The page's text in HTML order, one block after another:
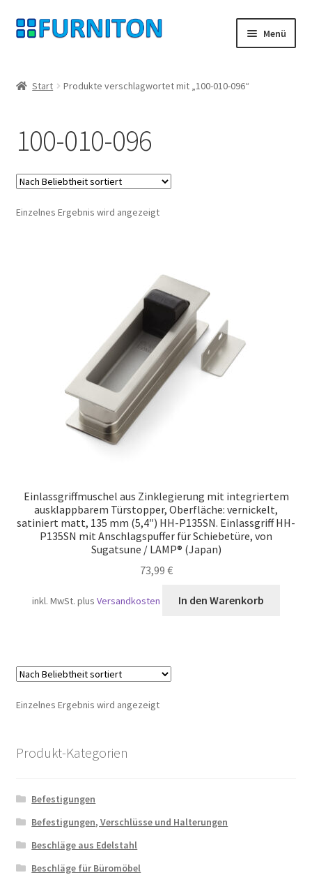
Zur
Navigation
Zum
Inhalt
Menü
Datenschutz
Widerrufsrecht
Kontakt
Start Produkte verschlagwortet mit „100-010-096“
100-010-096
Einzelnes Ergebnis wird angezeigt
Einlassgriffmuschel aus Zinklegierung mit integriertem
ausklappbarem Türstopper, Oberfläche: vernickelt,
satiniert matt, 135 mm (5,4″) HH-P135SN. Einlassgriff HH-
P135SN mit Anschlagspuffer für Schiebetüre, von
Sugatsune / LAMP® (Japan)
73,99 €
inkl. MwSt. plusVersandkosten In den Warenkorb
Einzelnes Ergebnis wird angezeigt
Produkt-Kategorien
Befestigungen
Befestigungen, Verschlüsse und Halterungen
Beschläge aus Edelstahl
Beschläge für Büromöbel